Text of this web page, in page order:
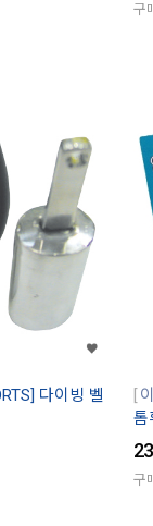
구
다이빙 벨
톰
구